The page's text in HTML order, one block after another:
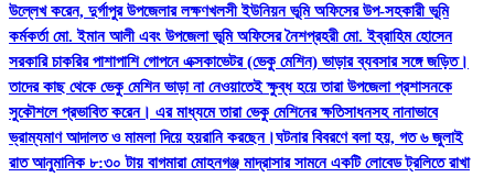
উল্লেখ করেন, দুর্গাপুর উপজেলার লক্ষণখলসী ইউনিয়ন ভূমি অফিসের উপ-সহকারী ভূমি
কর্মকর্তা মো. ইমান আলী এবং উপজেলা ভূমি অফিসের নৈশপ্রহরী মো. ইব্রাহিম হোসেন
সরকারি চাকরির পাশাপাশি গোপনে এক্সকাভেটর (ভেকু মেশিন) ভাড়ার ব্যবসার সঙ্গে জড়িত।
তাদের কাছ থেকে ভেকু মেশিন ভাড়া না নেওয়াতেই ক্ষুব্ধ হয়ে তারা উপজেলা প্রশাসনকে
সুকৌশলে প্রভাবিত করেন। এর মাধ্যমে তারা ভেকু মেশিনের ক্ষতিসাধনসহ নানাভাবে
ভ্রাম্যমাণ আদালত ও মামলা দিয়ে হয়রানি করছেন।​ঘটনার বিবরণে বলা হয়, গত ৬ জুলাই
রাত আনুমানিক ৮:৩০ টায় বাগমারা মোহনগঞ্জ মাদ্রাসার সামনে একটি লোবেড ট্রলিতে রাখা